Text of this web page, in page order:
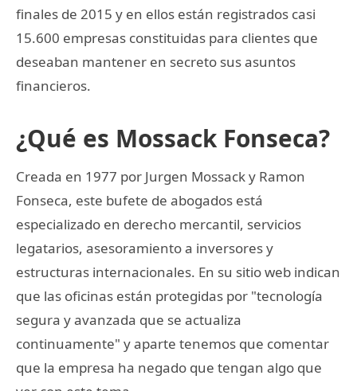
finales de 2015 y en ellos están registrados casi
15.600 empresas constituidas para clientes que
deseaban mantener en secreto sus asuntos
financieros.
¿Qué es Mossack Fonseca?
Creada en 1977 por Jurgen Mossack y Ramon
Fonseca, este bufete de abogados está
especializado en derecho mercantil, servicios
legatarios, asesoramiento a inversores y
estructuras internacionales. En su sitio web indican
que las oficinas están protegidas por "tecnología
segura y avanzada que se actualiza
continuamente" y aparte tenemos que comentar
que la empresa ha negado que tengan algo que